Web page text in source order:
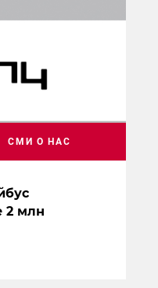
2 млн
СМИ О НАС